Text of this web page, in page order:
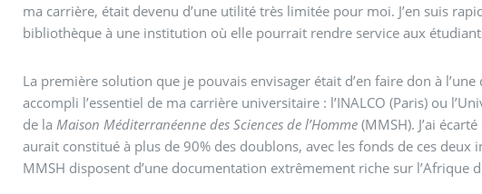
ma carrière, était devenu d’une utilité très limitée pour moi. J’en suis
bibliothèque à une institution où elle pourrait rendre service aux
La première solution que je pouvais envisager était d’en faire don à
accompli l’essentiel de ma carrière universitaire : l’INALCO (Paris) ou
de laMaison Méditerranéenne des Sciences de l’Homme (MMSH). J’ai
aurait constitué à plus de 90% des doublons, avec les fonds de ces deux
MMSH disposent d’une documentation extrêmement riche sur